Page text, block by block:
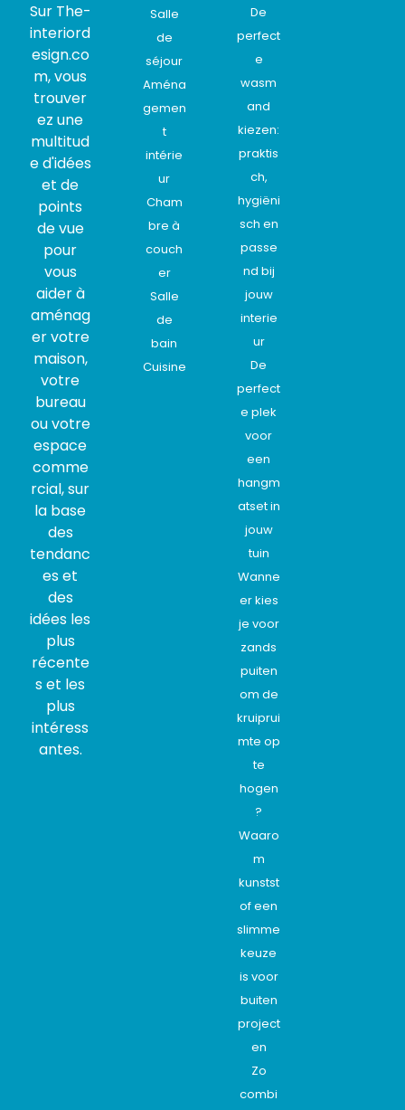
Sur The-
interiord
esign.co
m, vous
trouver
ez une
multitud
e d'idées
et de
points
de vue
pour
vous
aider à
aménag
er votre
maison,
votre
bureau
ou votre
espace
comme
rcial, sur
la base
des
tendanc
es et
des
idées les
plus
récente
s et les
plus
intéress
antes.
Salle
de
séjour
Aména
gemen
t
intérie
ur
Cham
bre à
couch
er
Salle
de
bain
Cuisine
De
perfect
e
wasm
and
kiezen:
praktis
ch,
hygiëni
sch en
passe
nd bij
jouw
interie
ur
De
perfect
e plek
voor
een
hangm
atset in
jouw
tuin
Wanne
er kies
je voor
zands
puiten
om de
kruiprui
mte op
te
hogen
?
Waaro
m
kunstst
of een
slimme
keuze
is voor
buiten
project
en
Zo
combi